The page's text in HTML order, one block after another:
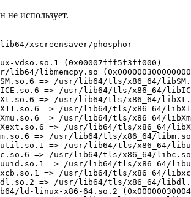
использует.
xscreensaver/phosphor
vdso.so.1 (0x00007fff5f3ff000)
lib64/libmemcpy.so
=> /usr/lib64/tls/x86_64/
=> /usr/lib64/tls/x86_64/
=> /usr/lib64/tls/x86_64/
=> /usr/lib64/tls/x86_64/
=> /usr/lib64/tls/x86_64/
=> /usr/lib64/tls/x86_64/
=> /usr/lib64/tls/x86_64/
=> /usr/lib64/tls/x86_64/
=> /usr/lib64/tls/x86_64/
=> /usr/lib64/tls/x86_64/
=> /usr/lib64/tls/x86_64/
=> /usr/lib64/tls/x86_64/
ld-linux-x86-64.so.2